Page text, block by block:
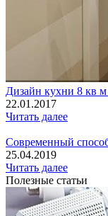
Дизайн кухни 8 кв
22.01.2017
Читать далее
Современный
25.04.2019
Читать далее
Полезные статьи